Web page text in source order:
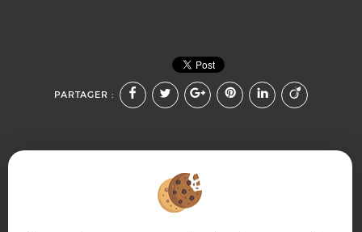
PARTAGER :